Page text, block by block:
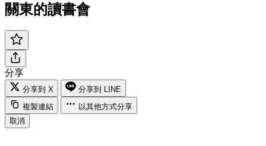
關東的讀書會
分享
分享到 X
分享到 LINE
複製連結
以其他方式分享
取消